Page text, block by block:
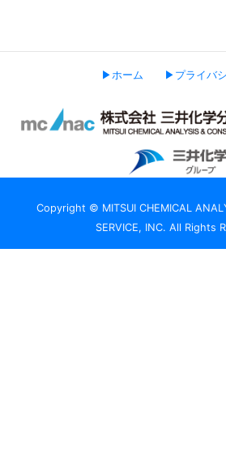
▶ホーム ▶プライバ
Copyright © MITSUI CHEMICAL
SERVICE, INC. All Rights